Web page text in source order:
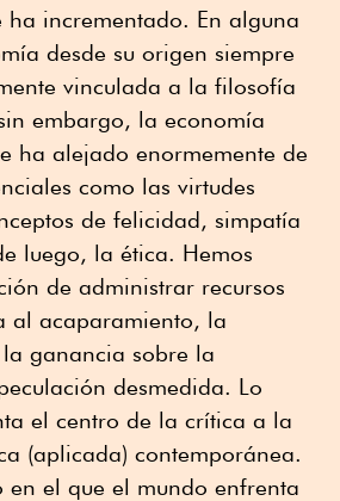
ha incrementado. En alguna
desde su origen siempre
vinculada a la filosofía
embargo, la economía
ha alejado enormemente de
como las virtudes
de felicidad, simpatía
luego, la ética. Hemos
de administrar recursos
al acaparamiento, la
ganancia sobre la
desmedida. Lo
el centro de la crítica a la
(aplicada) contemporánea.
en el que el mundo enfrenta